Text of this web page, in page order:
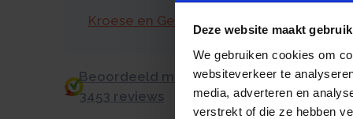
Deze website maakt
We gebruiken cookies om
websiteverkeer te
media, adverteren en
verstrekt of die ze hebben
Kroese en Geraerts
Beoordeeld met een 9.0 uit 10 op basis
3453 reviews